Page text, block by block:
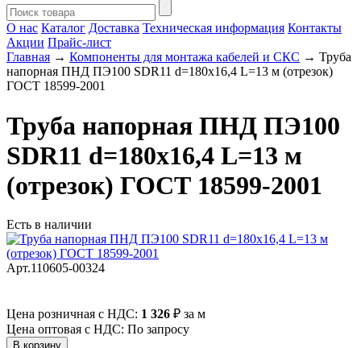
О нас Каталог Доставка Техническая информация Контакты
Акции Прайс-лист
Главная → Компоненты для монтажа кабелей и СКС → Труба
напорная ПНД ПЭ100 SDR11 d=180х16,4 L=13 м (отрезок)
ГОСТ 18599-2001
Труба напорная ПНД ПЭ100
SDR11 d=180х16,4 L=13 м
(отрезок) ГОСТ 18599-2001
Есть в наличии
Арт.110605-00324
Цена розничная с НДС: 1 326 ₽ за м
Цена оптовая с НДС: По запросу